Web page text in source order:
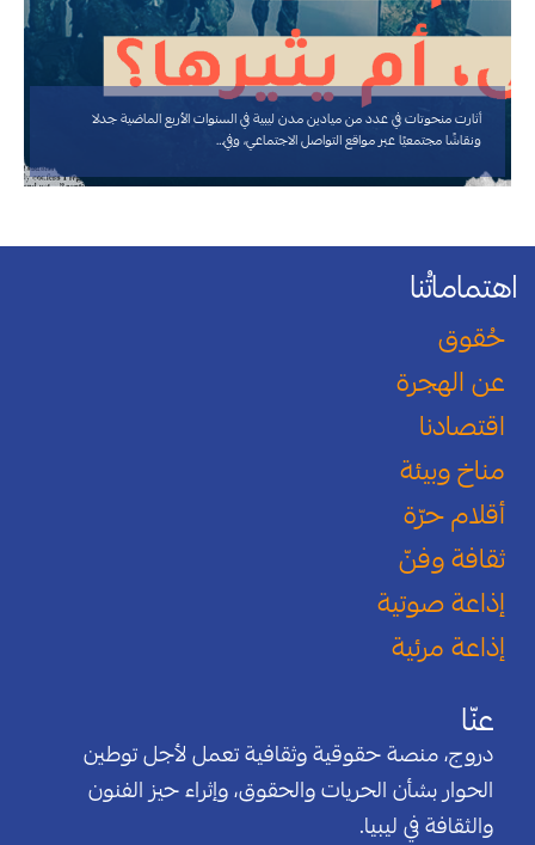
أثارت منحوتات في عدد من ميادين مدن ليبية في السنوات الأربع الماضية جدلا
ونقاشًا مجتمعيًا عبر مواقع التواصل الاجتماعي، وفي…
اهتماماتُنا
حُقوق
عن الهجرة
اقتصادنا
مناخ وبيئة
أقلام حرّة
ثقافة وفنّ
إذاعة صوتية
إذاعة مرئية
عنّا
دروج، منصة حقوقية وثقافية تعمل لأجل توطين
الحوار بشأن الحريات والحقوق، وإثراء حيز الفنون
والثقافة في ليبيا.